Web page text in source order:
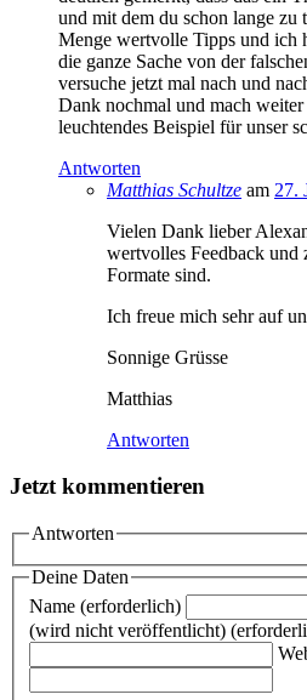
und mit dem du schon lange zu
Menge wertvolle Tipps und ich
die ganze Sache von der
versuche jetzt mal nach und
Dank nochmal und mach
leuchtendes Beispiel für unser
Antworten
Matthias Schultze am 27.
Vielen Dank lieber
wertvolles Feedback
Formate sind.
Ich freue mich sehr auf
Sonnige Grüsse
Matthias
Antworten
Jetzt kommentieren
Antworten
Deine Daten
Name (erforderlich)
(wird nicht veröffentlicht)